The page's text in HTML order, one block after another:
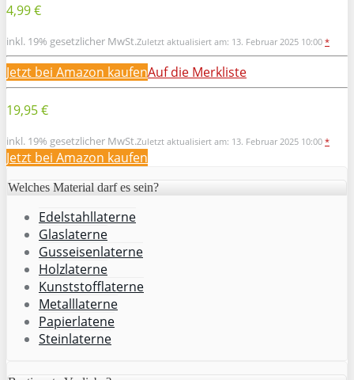
4,99 €
inkl. 19% gesetzlicher MwSt.Zuletzt aktualisiert am: 13. Februar 2025 10:00 *
Jetzt bei Amazon kaufenAuf die Merkliste
19,95 €
inkl. 19% gesetzlicher MwSt.Zuletzt aktualisiert am: 13. Februar 2025 10:00 *
Jetzt bei Amazon kaufen
Welches Material darf es sein?
Edelstahllaterne
Glaslaterne
Gusseisenlaterne
Holzlaterne
Kunststofflaterne
Metalllaterne
Papierlatene
Steinlaterne